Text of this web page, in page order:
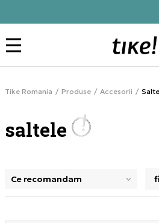
Tike Romania Produse Accesorii
saltele
selectarea unui filtru închide